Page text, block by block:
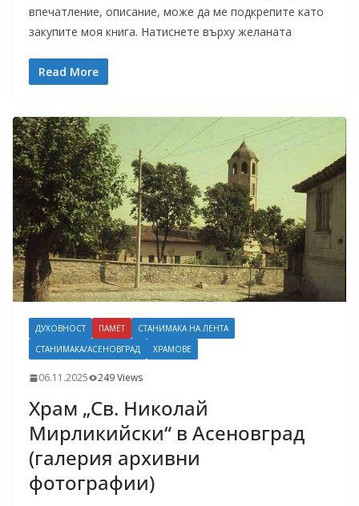
впечатление, описание, може да ме подкрепите като
закупите моя книга. Натиснете върху желаната
Read More
ДУХОВНОСТ ПАМЕТ
СТАНИМАКА НА ЛЕНТА
СТАНИМАКА/АСЕНОВГРАД
ХРАМОВЕ
06.11.2025 249 Views
Храм „Св. Николай
Мирликийски“ в Асеновград
(галерия архивни
фотографии)